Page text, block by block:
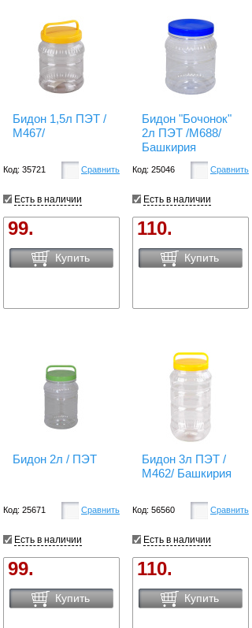
Бидон 1,5л ПЭТ /
М467/
Код: 35721 Сравнить
Есть в наличии
99.
Купить
Бидон "Бочонок"
2л ПЭТ /М688/
Башкирия
Код: 25046 Сравнить
Есть в наличии
110.
Купить
Бидон 2л / ПЭТ
Код: 25671 Сравнить
Есть в наличии
99.
Купить
Бидон 3л ПЭТ /
М462/ Башкирия
Код: 56560 Сравнить
Есть в наличии
110.
Купить